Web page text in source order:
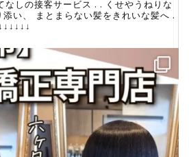
なしの接客サービス . . くせやうねりな
い、
⁡まとまらない髪をきれいな髪へ .